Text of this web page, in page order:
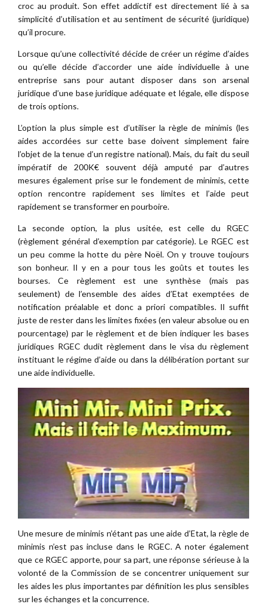
croc au produit. Son effet addictif est directement lié à sa
simplicité d’utilisation et au sentiment de sécurité (juridique)
qu’il procure.
Lorsque qu’une collectivité décide de créer un régime d’aides
ou qu’elle décide d’accorder une aide individuelle à une
entreprise sans pour autant disposer dans son arsenal
juridique d’une base juridique adéquate et légale, elle dispose
de trois options.
L’option la plus simple est d’utiliser la règle de minimis (les
aides accordées sur cette base doivent simplement faire
l’objet de la tenue d’un registre national). Mais, du fait du seuil
impératif de 200K€ souvent déjà amputé par d’autres
mesures également prise sur le fondement de minimis, cette
option rencontre rapidement ses limites et l’aide peut
rapidement se transformer en pourboire.
La seconde option, la plus usitée, est celle du RGEC
(règlement général d’exemption par catégorie). Le RGEC est
un peu comme la hotte du père Noël. On y trouve toujours
son bonheur. Il y en a pour tous les goûts et toutes les
bourses. Ce règlement est une synthèse (mais pas
seulement) de l’ensemble des aides d’Etat exemptées de
notification préalable et donc a priori compatibles. Il suffit
juste de rester dans les limites fixées (en valeur absolue ou en
pourcentage) par le règlement et de bien indiquer les bases
juridiques RGEC dudit règlement dans le visa du règlement
instituant le régime d’aide ou dans la délibération portant sur
une aide individuelle.
Une mesure de minimis n’étant pas une aide d’Etat, la règle de
minimis n’est pas incluse dans le RGEC. A noter également
que ce RGEC apporte, pour sa part, une réponse sérieuse à la
volonté de la Commission de se concentrer uniquement sur
les aides les plus importantes par définition les plus sensibles
sur les échanges et la concurrence.